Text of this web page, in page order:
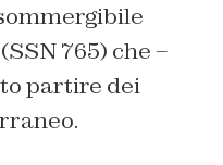
765) che –
partire dei